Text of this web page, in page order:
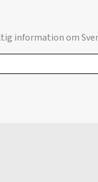
information om